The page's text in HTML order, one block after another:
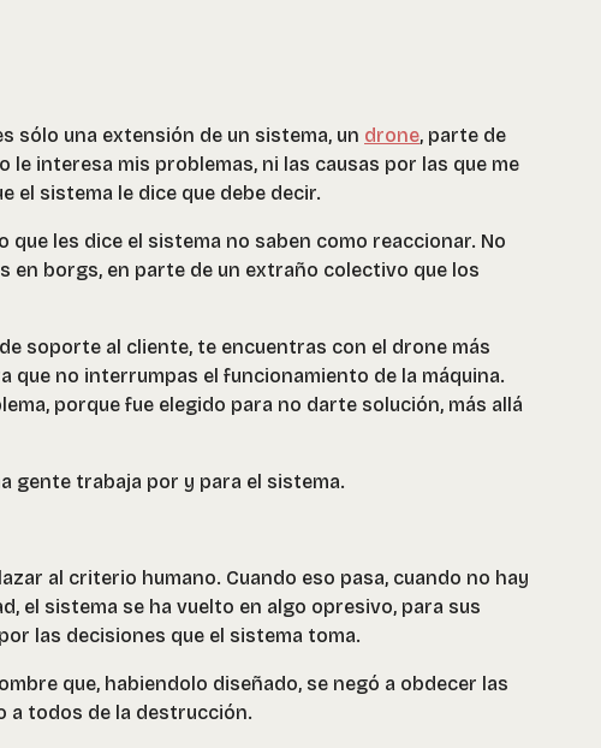
sólo una extensión de un sistema, un drone, parte de
le interesa mis problemas, ni las causas por las que me
el sistema le dice que debe decir.
que les dice el sistema no saben como reaccionar. No
en borgs, en parte de un extraño colectivo que los
soporte al cliente, te encuentras con el drone más
que no interrumpas el funcionamiento de la máquina.
porque fue elegido para no darte solución, más allá
gente trabaja por y para el sistema.
al criterio humano. Cuando eso pasa, cuando no hay
el sistema se ha vuelto en algo opresivo, para sus
las decisiones que el sistema toma.
que, habiendolo diseñado, se negó a obdecer las
a todos de la destrucción.